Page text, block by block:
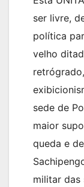
ser livre,
política
velho
sede de
maior
queda e
militar das